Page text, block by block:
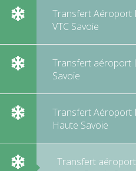
Transfert Aéroport
VTC Savoie
Transfert aéroport
Savoie
Transfert Aéroport
Haute Savoie
Transfert